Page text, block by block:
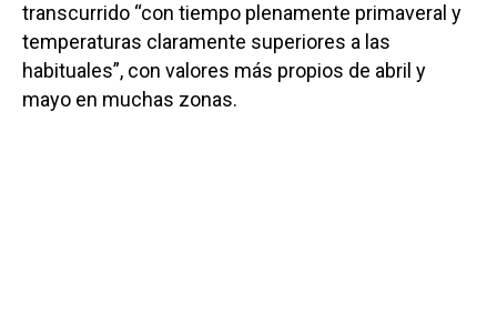
transcurrido “con tiempo plenamente primaveral y
temperaturas claramente superiores a las
habituales”, con valores más propios de abril y
mayo en muchas zonas.